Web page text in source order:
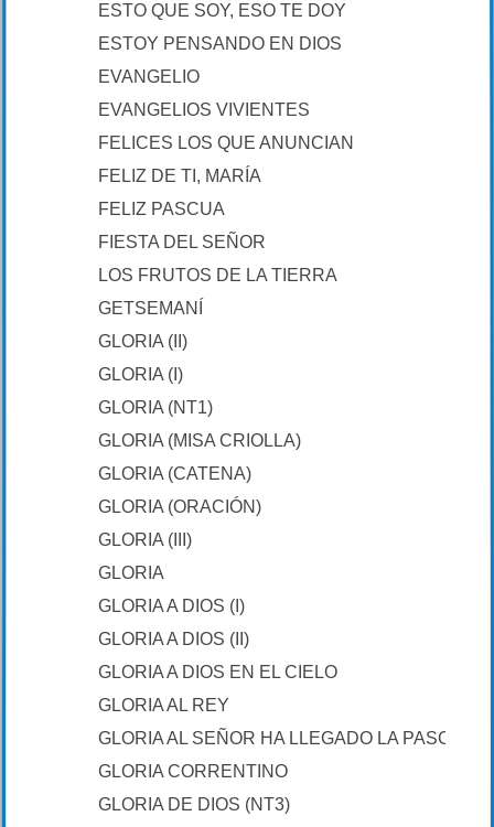
ESTO QUE SOY, ESO TE DOY
ESTOY PENSANDO EN DIOS
EVANGELIO
EVANGELIOS VIVIENTES
FELICES LOS QUE ANUNCIAN
FELIZ DE TI, MARÍA
FELIZ PASCUA
FIESTA DEL SEÑOR
LOS FRUTOS DE LA TIERRA
GETSEMANÍ
GLORIA (II)
GLORIA (I)
GLORIA (NT1)
GLORIA (MISA CRIOLLA)
GLORIA (CATENA)
GLORIA (ORACIÓN)
GLORIA (III)
GLORIA
GLORIA A DIOS (I)
GLORIA A DIOS (II)
GLORIA A DIOS EN EL CIELO
GLORIA AL REY
GLORIA AL SEÑOR HA LLEGADO LA PASCUA
GLORIA CORRENTINO
GLORIA DE DIOS (NT3)